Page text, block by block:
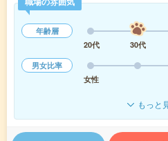
年齢層
20代
30代
男女比率
女性
もっと